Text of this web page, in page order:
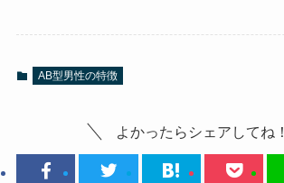
AB型男性の特徴
よかったらシェアしてね！